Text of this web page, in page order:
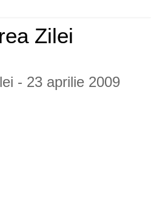
Zilei
- 23 aprilie 2009